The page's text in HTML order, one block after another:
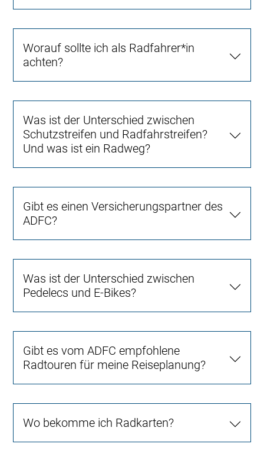
Worauf sollte ich als Radfahrer*in
achten?
Was ist der Unterschied zwischen
Schutzstreifen und Radfahrstreifen?
Und was ist ein Radweg?
Gibt es einen Versicherungspartner des
ADFC?
Was ist der Unterschied zwischen
Pedelecs und E-Bikes?
Gibt es vom ADFC empfohlene
Radtouren für meine Reiseplanung?
Wo bekomme ich Radkarten?